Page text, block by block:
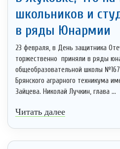
школьников и
в ряды Юнармии
23 февраля, в День защитника
торжественно приняли в ряды
общеобразовательной школы
Брянского аграрного техникума
Зайцева. Николай Лучкин, глава ...
Читать далее